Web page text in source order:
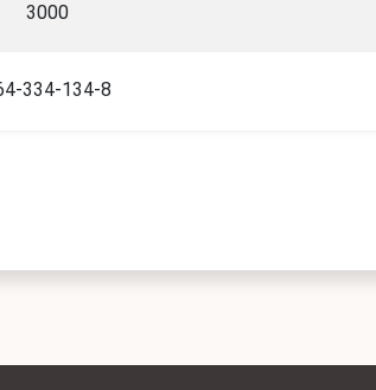
3000
334-134-8